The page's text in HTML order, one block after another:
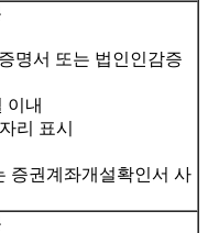
명서 또는 법인인감증
이내
리 표시
증권계좌개설확인서 사